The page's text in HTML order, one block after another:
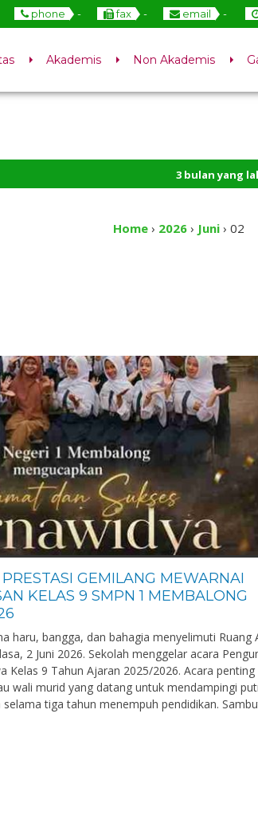
phone - fax - email -
Akademis Non Akademis
3 bulan yang lalu/
Home› 2026› Juni› 02
GEMILANG MEWARNAI
KELAS 9 SMPN 1 MEMBALONG
haru, bangga, dan bahagia menyelimuti Ruang
2 Juni 2026. Sekolah menggelar acara
Kelas 9 Tahun Ajaran 2025/2026. Acara penting
wali murid yang datang untuk mendampingi
tiga tahun menempuh pendidikan.